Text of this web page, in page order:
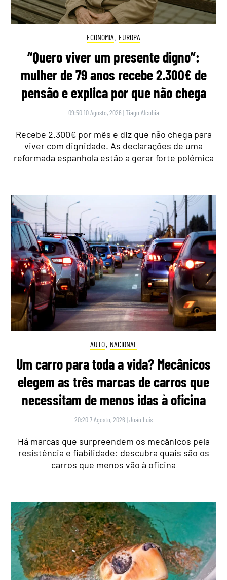
ECONOMIA , EUROPA
“Quero viver um presente digno”:
mulher de 79 anos recebe 2.300€ de
pensão e explica por que não chega
09:50 10 Agosto, 2026 |Tiago Alcobia
Recebe 2.300€ por mês e diz que não chega para
viver com dignidade. As declarações de uma
reformada espanhola estão a gerar forte polémica
AUTO, NACIONAL
Um carro para toda a vida? Mecânicos
elegem as três marcas de carros que
necessitam de menos idas à oficina
20:20 7 Agosto, 2026 |João Luís
Há marcas que surpreendem os mecânicos pela
resistência e fiabilidade: descubra quais são os
carros que menos vão à oficina